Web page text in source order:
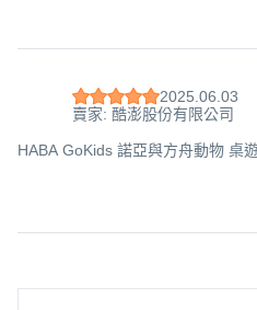
2025.06.03
賣家: 酷澎股份有限公司
HABA GoKids 諾亞與方舟動物 桌